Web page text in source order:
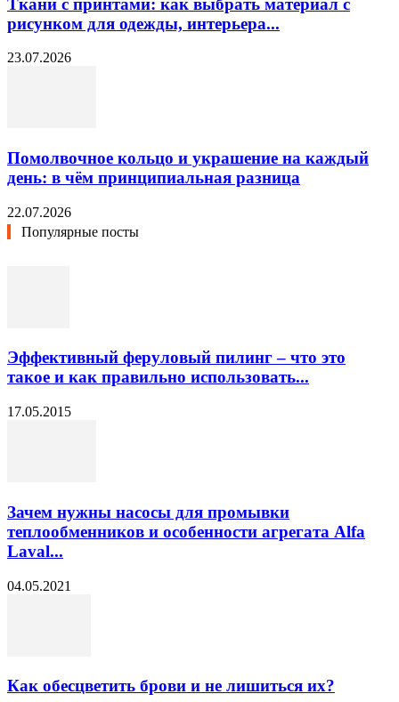
рисунком для одежды, интерьера...
23.07.2026
Помолвочное кольцо и украшение на каждый
день: в чём принципиальная разница
22.07.2026
Популярные посты
Эффективный феруловый пилинг – что это
такое и как правильно использовать...
17.05.2015
Зачем нужны насосы для промывки
теплообменников и особенности агрегата Alfa
Laval...
04.05.2021
Как обесцветить брови и не лишиться их?